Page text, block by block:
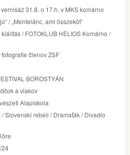
31.8. o 17.h. v MKS komárno
/ „Mentelánc, ami összeköt”
/ FOTOKLUB HELIOS Komárno /
členov ZSF
BOROSTYÁN
a vlakov
Alapiskola
/ Slovenskí rebeli / Dramaťák / Divadlo
24